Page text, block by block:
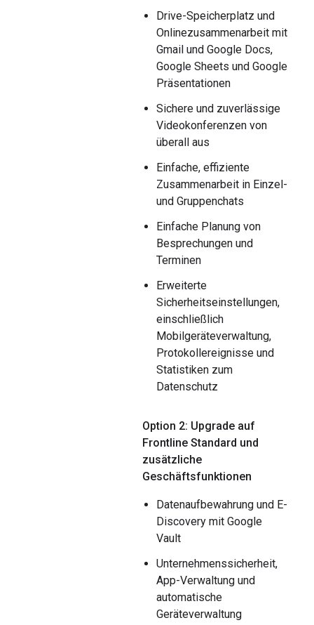
Drive-Speicherplatz und
Onlinezusammenarbeit mit
Gmail und Google Docs,
Google Sheets und Google
Präsentationen
Sichere und zuverlässige
Videokonferenzen von
überall aus
Einfache, effiziente
Zusammenarbeit in Einzel-
und Gruppenchats
Einfache Planung von
Besprechungen und
Terminen
Erweiterte
Sicherheitseinstellungen,
einschließlich
Mobilgeräteverwaltung,
Protokollereignisse und
Statistiken zum
Datenschutz
Option 2: Upgrade auf
Frontline Standard und
zusätzliche
Geschäftsfunktionen
Datenaufbewahrung und E-
Discovery mit Google
Vault
Unternehmenssicherheit,
App-Verwaltung und
automatische
Geräteverwaltung